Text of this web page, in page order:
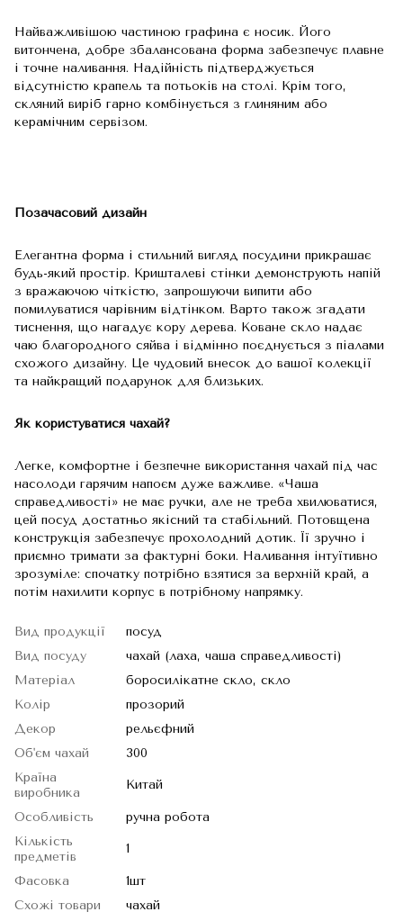
Найважливішою частиною графина є носик. Його
витончена, добре збалансована форма забезпечує плавне
і точне наливання. Надійність підтверджується
відсутністю крапель та потьоків на столі. Крім того,
скляний виріб гарно комбінується з глиняним або
керамічним сервізом.
Позачасовий дизайн
Елегантна форма і стильний вигляд посудини прикрашає
будь-який простір. Кришталеві стінки демонструють напій
з вражаючою чіткістю, запрошуючи випити або
помилуватися чарівним відтінком. Варто також згадати
тиснення, що нагадує кору дерева. Коване скло надає
чаю благородного сяйва і відмінно поєднується з піалами
схожого дизайну. Це чудовий внесок до вашої колекції
та найкращий подарунок для близьких.
Як користуватися чахай?
Легке, комфортне і безпечне використання чахай під час
насолоди гарячим напоєм дуже важливе. «Чаша
справедливості» не має ручки, але не треба хвилюватися,
цей посуд достатньо якісний та стабільний. Потовщена
конструкція забезпечує прохолодний дотик. Її зручно і
приємно тримати за фактурні боки. Наливання інтуїтивно
зрозуміле: спочатку потрібно взятися за верхній край, а
потім нахилити корпус в потрібному напрямку.
Вид продукції
посуд
Вид посуду
чахай (лаха, чаша справедливості)
Матеріал
боросилікатне скло, скло
Колір
прозорий
Декор
рельєфний
Об'єм чахай
300
Країна
виробника
Китай
Особливість
ручна робота
Кількість
предметів
1
Фасовка
1шт
Схожі товари
чахай